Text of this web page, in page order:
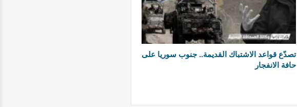
تصدّع قواعد الاشتباك القديمة.. جنوب سوريا على
حافة الانفجار